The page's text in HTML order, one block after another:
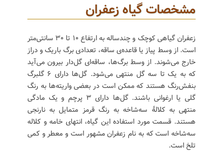
مشخصات گیاه زعفران
زعفران گیاهی کوچک و چندساله به ارتفاع ۱۰ تا ۳۰ سانتی‌متر
است. از وسط پیاز یا قاعده‌ی ساقه، تعدادی برگ باریک و دراز
خارج می‌شوند. از وسط برگ‌ها، ساقه‌ای گل‌دار بیرون می‌آید
که به یک تا سه گل منتهی می‌شود. گل‌ها دارای ۶ گلبرگ
بنفش‌رنگ هستند که ممکن است در بعضی واریته‌ها به رنگ
گلی یا ارغوانی باشند. گل‌ها دارای ۳ پرچم و یک مادگی
منتهی به کلالهٔ سه‌شاخه به رنگ قرمز متمایل به نارنجی
هستند. قسمت مورد استفاده این گیاه، انتهای خامه و کلاله
سه‌شاخه است که به نام زعفران مشهور است و معطر و کمی
تلخ است.